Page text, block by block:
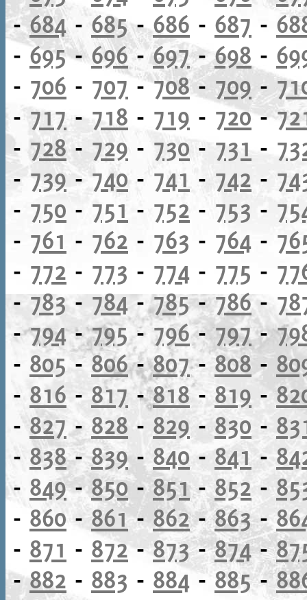
-684 -685-686 - 687 -
-695-696-697-698 -
- 706 - 707 -708- 709-
-717 - 718 - 719 - 720-
-728- 729 - 730- 731 -
-739-740 - 741 - 742 -
- 750 - 751 - 752 - 753 -
- 761 - 762 - 763 - 764 -
- 772 - 773 - 774 - 775 -
-783-784-785-786-
-794-795-796-797-
- 805 -806-807-808-
- 816- 817 -818-819 -
-827-828 - 829 - 830 -
- 838-839-840 - 841 -
- 849-850-851- 852-
- 860 -861- 862-863-
- 871 - 872-873-874-
-882 - 883 - 884- 885-